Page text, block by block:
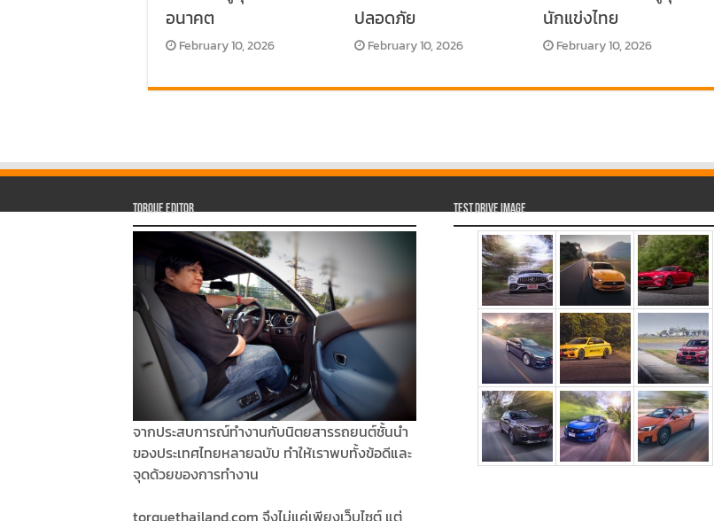
อนาคต
February 10, 2026
ปลอดภัย
February 10, 2026
นักแข่งไทย
February 10, 2026
Torque Editor
จากประสบการณ์ทำงานกับนิตยสารรถยนต์ชั้นนำ
ของประเทศไทยหลายฉบับ ทำให้เราพบทั้งข้อดีและ
จุดด้วยของการทำงาน
torquethailand.com จึงไม่แค่เพียงเว็บไซต์ แต่
Test Drive Image